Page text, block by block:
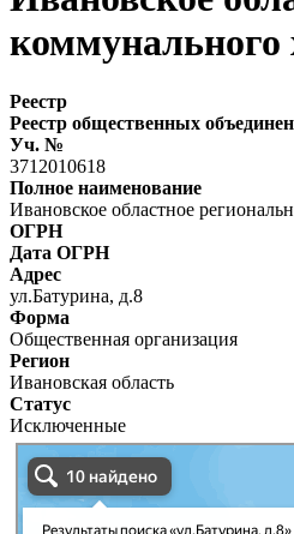
коммунального
Реестр
Реестр общественных
Уч. №
3712010618
Полное наименование
Ивановское областное
ОГРН
Дата ОГРН
Адрес
ул.Батурина, д.8
Форма
Общественная организация
Регион
Ивановская область
Статус
Исключенные